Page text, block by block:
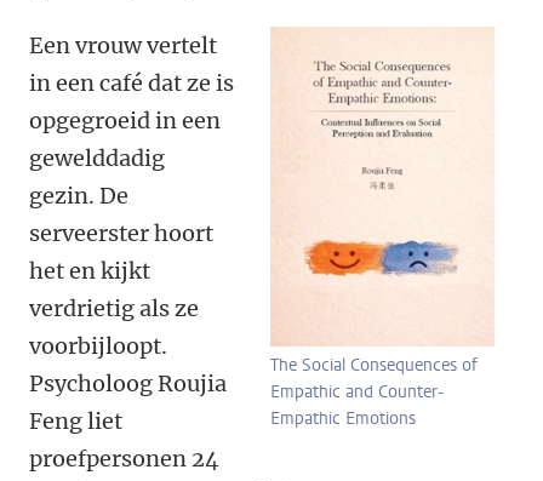
The Social Consequences of
Empathic and Counter-
Empathic Emotions
Een vrouw vertelt
in een café dat ze is
opgegroeid in een
gewelddadig
gezin. De
serveerster hoort
het en kijkt
verdrietig als ze
voorbijloopt.
Psycholoog Roujia
Feng liet
proefpersonen 24